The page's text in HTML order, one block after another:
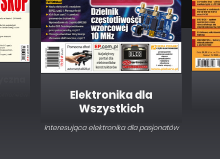
Elektronika dla
Wszystkich
Interesująca elektronika dla pasjonatów